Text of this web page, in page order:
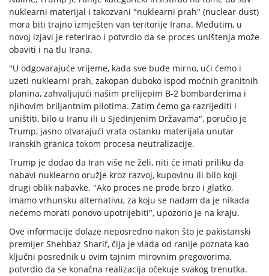
nuklearni materijal i takozvani "nuklearni prah" (nuclear dust)
mora biti trajno izmješten van teritorije Irana. Međutim, u
novoj izjavi je reterirao i potvrdio da se proces uništenja može
obaviti i na tlu Irana.
"U odgovarajuće vrijeme, kada sve bude mirno, ući ćemo i
uzeti nuklearni prah, zakopan duboko ispod moćnih granitnih
planina, zahvaljujući našim prelijepim B-2 bombarderima i
njihovim briljantnim pilotima. Zatim ćemo ga razrijediti i
uništiti, bilo u Iranu ili u Sjedinjenim Državama", poručio je
Trump, jasno otvarajući vrata ostanku materijala unutar
iranskih granica tokom procesa neutralizacije.
Trump je dodao da Iran više ne želi, niti će imati priliku da
nabavi nuklearno oružje kroz razvoj, kupovinu ili bilo koji
drugi oblik nabavke. "Ako proces ne prođe brzo i glatko,
imamo vrhunsku alternativu, za koju se nadam da je nikada
nećemo morati ponovo upotrijebiti", upozorio je na kraju.
Ove informacije dolaze neposredno nakon što je pakistanski
premijer Shehbaz Sharif, čija je vlada od ranije poznata kao
ključni posrednik u ovim tajnim mirovnim pregovorima,
potvrdio da se konačna realizacija očekuje svakog trenutka.